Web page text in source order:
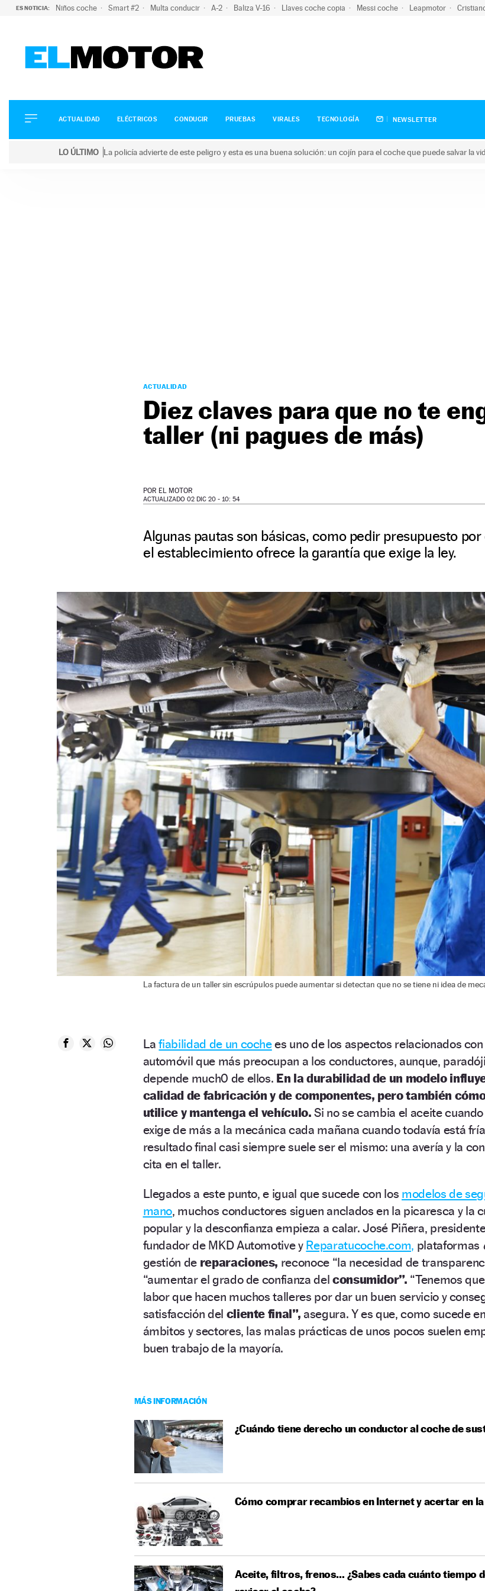
ES NOTICIA: Niños coche Smart #2 Multa conducir A-2 Baliza V-16 Llaves coche copia Messi coche Leapmotor
ELÉCTRICOS
CONDUCIR
ACTUALIDAD ELÉCTRICOS CONDUCIR PRUEBAS VIRALES TECNOLOGÍA NEWSLETTER
LO ÚLTIMO La policía advierte de este peligro y esta es una buena solución: un cojín para el coche que puede salvar la
ACTUALIDAD
Diez claves para que no te
taller (ni pagues de más)
POR EL MOTOR
ACTUALIZADO 02 DIC 20 - 10: 54
Algunas pautas son básicas, como pedir presupuesto
el establecimiento ofrece la garantía que exige la ley.
La factura de un taller sin escrúpulos puede aumentar si detectan que no se tiene ni idea de
Lafiabilidad de un cochees uno de los aspectos relacionados con
automóvil que más preocupan a los conductores, aunque,
depende much0 de ellos. En la durabilidad de un modelo
calidad de fabricación y de componentes, pero también
utilice y mantenga el vehículo. Si no se cambia el aceite
exige de más a la mecánica cada mañana cuando todavía está
resultado final casi siempre suele ser el mismo: una avería y la
cita en el taller.
Llegados a este punto, e igual que sucede con los modelos de
mano, muchos conductores siguen anclados en la picaresca y la
popular y la desconfianza empieza a calar. José Piñera,
fundador de MKD Automotive y Reparatucoche.com, plataformas
gestión de reparaciones, reconoce “la necesidad de
“aumentar el grado de confianza del consumidor”. “Tenemos
labor que hacen muchos talleres por dar un buen servicio y
satisfacción del cliente final”, asegura. Y es que, como sucede
ámbitos y sectores, las malas prácticas de unos pocos suelen
buen trabajo de la mayoría.
MÁS INFORMACIÓN
¿Cuándo tiene derecho un conductor al coche de
Cómo comprar recambios en Internet y acertar en
Aceite, filtros, frenos… ¿Sabes cada cuánto tiempo